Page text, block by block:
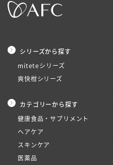
シリーズから探す
miteteシリーズ
爽快柑シリーズ
カテゴリーから探す
健康食品・サプリメント
ヘアケア
スキンケア
医薬品